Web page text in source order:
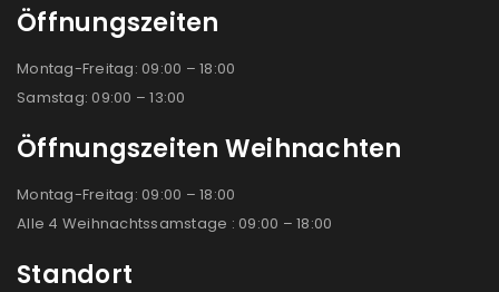
Öffnungszeiten
Montag-Freitag: 09:00 – 18:00
Samstag: 09:00 – 13:00
Öffnungszeiten Weihnachten
Montag-Freitag: 09:00 – 18:00
Alle 4 Weihnachtssamstage : 09:00 – 18:00
Standort